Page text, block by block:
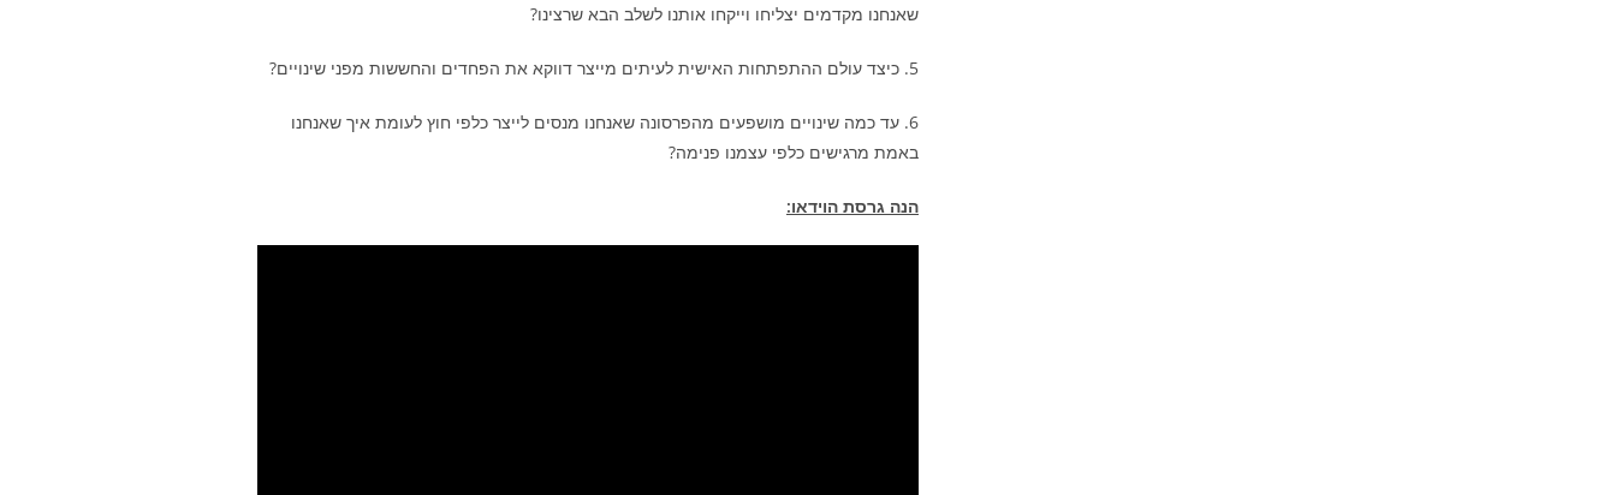
שאנחנו מקדמים יצליחו וייקחו אותנו לשלב הבא שרצינו?
5. כיצד עולם ההתפתחות האישית לעיתים מייצר דווקא את הפחדים והחששות מפני שינויים?
6. עד כמה שינויים מושפעים מהפרסונה שאנחנו מנסים לייצר כלפי חוץ לעומת איך שאנחנו
באמת מרגישים כלפי עצמנו פנימה?
הנה גרסת הוידאו: